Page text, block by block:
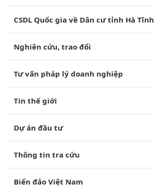
CSDL Quốc gia về Dân cư tỉnh Hà Tĩnh
Nghiên cứu, trao đổi
Tư vấn pháp lý doanh nghiệp
Tin thế giới
Dự án đầu tư
Thông tin tra cứu
Biển đảo Việt Nam